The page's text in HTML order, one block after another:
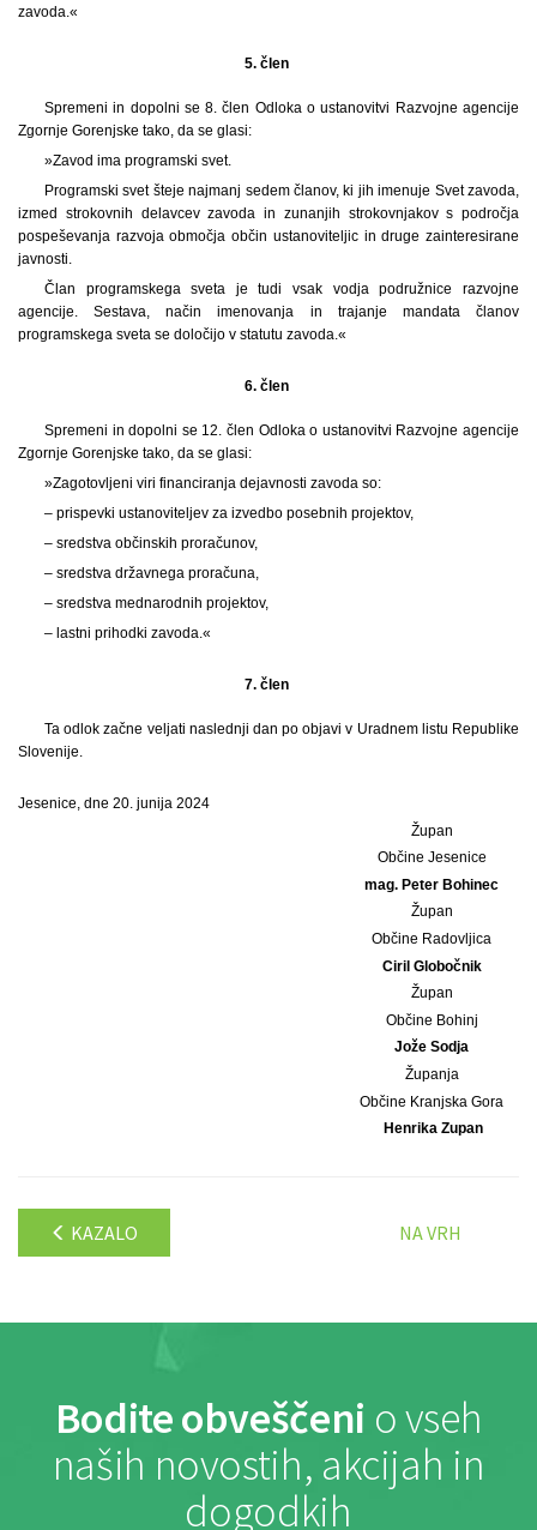
zavoda.«
5. člen
Spremeni in dopolni se 8. člen Odloka o ustanovitvi Razvojne agencije
Zgornje Gorenjske tako, da se glasi:
»Zavod ima programski svet.
Programski svet šteje najmanj sedem članov, ki jih imenuje Svet zavoda,
izmed strokovnih delavcev zavoda in zunanjih strokovnjakov s področja
pospeševanja razvoja območja občin ustanoviteljic in druge zainteresirane
javnosti.
Član programskega sveta je tudi vsak vodja podružnice razvojne
agencije. Sestava, način imenovanja in trajanje mandata članov
programskega sveta se določijo v statutu zavoda.«
6. člen
Spremeni in dopolni se 12. člen Odloka o ustanovitvi Razvojne agencije
Zgornje Gorenjske tako, da se glasi:
»Zagotovljeni viri financiranja dejavnosti zavoda so:
– prispevki ustanoviteljev za izvedbo posebnih projektov,
– sredstva občinskih proračunov,
– sredstva državnega proračuna,
– sredstva mednarodnih projektov,
– lastni prihodki zavoda.«
7. člen
Ta odlok začne veljati naslednji dan po objavi v Uradnem listu Republike
Slovenije.
Jesenice, dne 20. junija 2024
Župan
Občine Jesenice
mag. Peter Bohinec
Župan
Občine Radovljica
Ciril Globočnik
Župan
Občine Bohinj
Jože Sodja
Županja
Občine Kranjska Gora
Henrika Zupan
KAZALO NA VRH
Bodite obveščeni o vseh
naših novostih, akcijah in
dogodkih